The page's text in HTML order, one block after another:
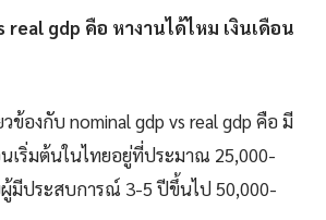
real gdp คือ หางานได้ไหม เงินเดือน
ข้องกับ nominal gdp vs real gdp คือ มี
เริ่มต้นในไทยอยู่ที่ประมาณ 25,000-
มีประสบการณ์ 3-5 ปีขึ้นไป 50,000-